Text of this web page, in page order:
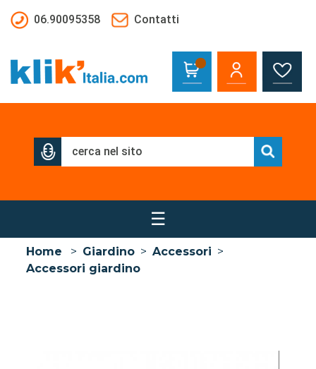
06.90095358
Contatti
☰
Home > Giardino > Accessori >
Accessori giardino